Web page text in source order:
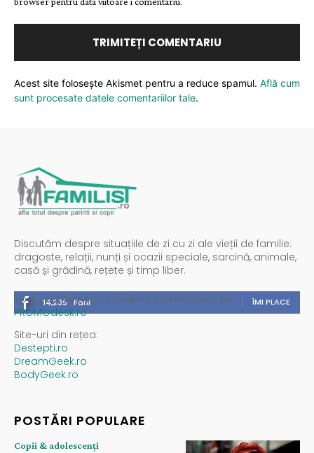
Acest site folosește Akismet pentru a reduce spamul. Află cum
sunt procesate datele comentariilor tale.
Discutăm despre situațiile de zi cu zi ale vieții de familie:
dragoste, relații, nunți și ocazii speciale, sarcină, animale,
casă și grădină, rețete și timp liber.
14,235 Fani ÎMI PLACE
Spații publicitare / reclamă administrată de
PROMOdesk.ro
Site-uri din rețea:
Destepti.ro
DreamGeek.ro
BodyGeek.ro
POSTĂRI POPULARE
Copii & adolescenți